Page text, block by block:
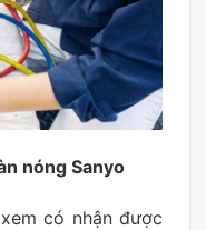
nóng Sanyo
có nhận được